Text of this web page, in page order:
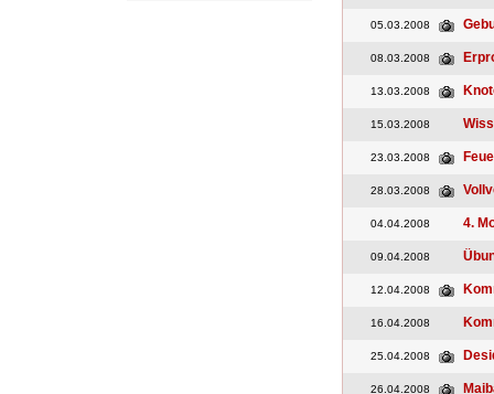
05.03.2008
08.03.2008
13.03.2008
15.03.2008
23.03.2008
28.03.2008
04.04.2008 4.
09.04.2008
12.04.2008
16.04.2008
25.04.2008
26.04.2008